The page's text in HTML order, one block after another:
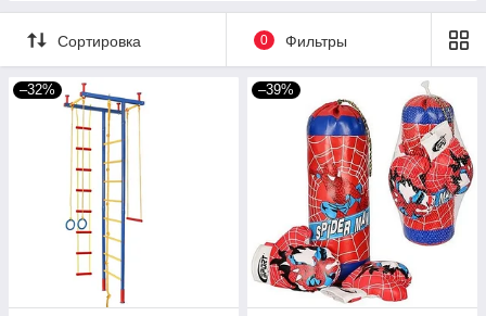
Сортировка 0 Фильтры
–32% –39%